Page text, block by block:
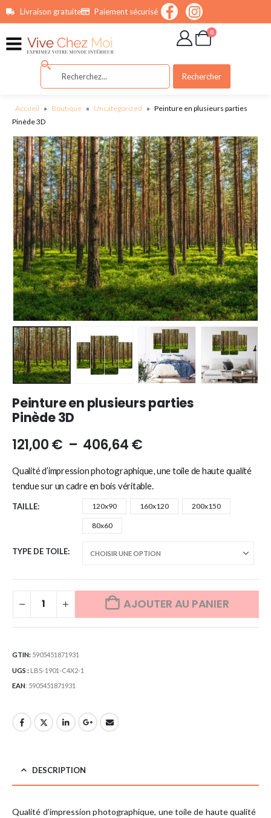
principalLivraison gratuite Paiement sécurisé
0
Rechercher
Accueil » Boutique » Uncategorized » Peinture en plusieurs parties
Pinède 3D
Peinture en plusieurs parties
Pinède 3D
121,00€ – 406,64€
Qualité d’impression photographique, une toile de haute qualité
tendue sur un cadre en bois véritable.
TAILLE 120x90 160x120 200x150
80x60
TYPE DE TOILE
AJOUTER AU PANIER
GTIN: 5905451871931
UGS : LBS-1901-C4X2-1
EAN: 5905451871931
DESCRIPTION
Qualité d’impression photographique, une toile de haute qualité